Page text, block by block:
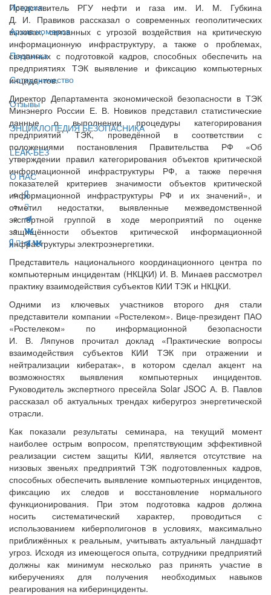
История
Архив номеров
Подписка
Сотрудничество
Отзывы
ЭНЦИКЛОПЕДИЯ БЕЗОПАСНИКА
LEAK-БЕЗ
О НАС
Представитель РГУ нефти и газа им. И. М. Губкина
Д. И. Правиков рассказал о современных геополитических
вызовах, связанных с угрозой воздействия на критическую
информационную инфраструктуру, а также о проблемах,
связанных с подготовкой кадров, способных обеспечить на
предприятиях ТЭК выявление и фиксацию компьютерных
инцидентов.
Директор Департамента экономической безопасности в ТЭК
Минэнерго России Е. В. Новиков представил статистические
данные о выполнении процедуры категорирования
предприятий ТЭК, проведённой в соответствии с
положениями постановления Правительства РФ «Об
утверждении правил категорирования объектов критической
информационной инфраструктуры РФ, а также перечня
показателей критериев значимости объектов критической
информационной инфраструктуры РФ и их значений», и
отметил недостатки, выявленные межведомственной
экспертной группой в ходе мероприятий по оценке
защищённости объектов критической информационной
инфраструктуры электроэнергетики.
Представитель национального координационного центра по
компьютерным инцидентам (НКЦКИ) И. В. Минаев рассмотрел
практику взаимодействия субъектов КИИ ТЭК и НКЦКИ.
Одними из ключевых участников второго дня стали
представители компании «Ростелеком». Вице-президент ПАО
«Ростелеком» по информационной безопасности
И. В. Ляпунов прочитал доклад «Практические вопросы
взаимодействия субъектов КИИ ТЭК при отражении и
нейтрализации кибератак», в котором сделал акцент на
возможностях выявления компьютерных инцидентов.
Руководитель экспертного пресейла Solar JSOC А. В. Павлов
рассказал об актуальных трендах киберугроз энергетической
отрасли.
Как показали результаты семинара, на текущий момент
наиболее острым вопросом, препятствующим эффективной
реализации систем защиты КИИ, является отсутствие на
низовых звеньях предприятий ТЭК подготовленных кадров,
способных обеспечить выявление компьютерных инцидентов,
фиксацию их следов и восстановление нормального
функционирования. При этом подготовка кадров должна
носить систематический характер, проводиться с
использованием киберполигонов в условиях, максимально
приближённых к реальным, учитывать актуальный ландшафт
угроз. Исходя из имеющегося опыта, сотрудники предприятий
должны как минимум несколько раз принять участие в
киберучениях для получения необходимых навыков
реагирования на киберинциденты.